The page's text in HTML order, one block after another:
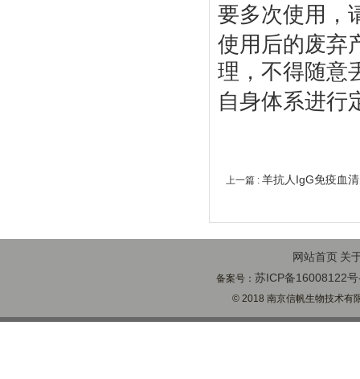
要多次使用，
使用后的废弃
理，不得随意
自身体系进行
上一篇 : 羊抗人IgG免疫血
网站首页 关
备案号： 苏ICP备16008122
© 2018 南京信帆生物技术有